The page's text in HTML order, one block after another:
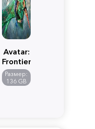
Avatar:
Frontiers
of
Pandora
Размер:
136 GB